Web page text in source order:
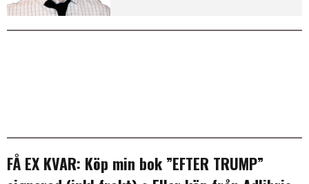
FÅ EX KVAR: Köp min bok ”EFTER TRUMP”